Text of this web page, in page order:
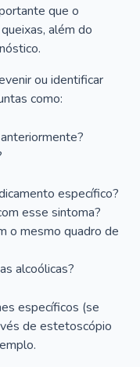
que o
além do
ou identificar
como:
específico?
esse sintoma?
o mesmo quadro de
alcoólicas?
específicos (se
de estetoscópio